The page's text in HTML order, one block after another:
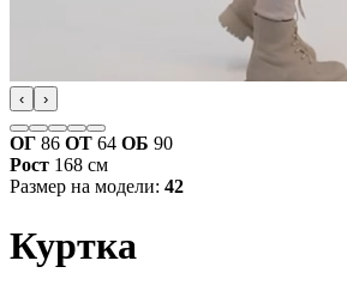
‹ ›
ОГ 86 ОТ 64 ОБ 90
Рост 168 см
Размер на модели: 42
Куртка